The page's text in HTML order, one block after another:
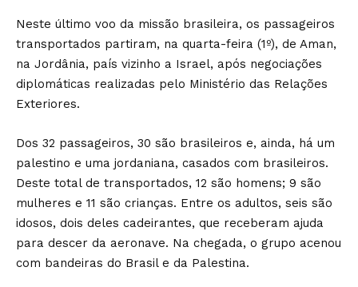
Neste último voo da missão brasileira, os passageiros
transportados partiram, na quarta-feira (1º), de Aman,
na Jordânia, país vizinho a Israel, após negociações
diplomáticas realizadas pelo Ministério das Relações
Exteriores.
Dos 32 passageiros, 30 são brasileiros e, ainda, há um
palestino e uma jordaniana, casados com brasileiros.
Deste total de transportados, 12 são homens; 9 são
mulheres e 11 são crianças. Entre os adultos, seis são
idosos, dois deles cadeirantes, que receberam ajuda
para descer da aeronave. Na chegada, o grupo acenou
com bandeiras do Brasil e da Palestina.